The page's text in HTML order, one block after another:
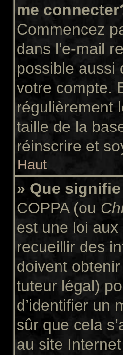
me
Commencez
dans l’e-mail
possible aussi
votre compte.
régulièrement
taille de la
réinscrire et
Haut
» Que signifie
COPPA (ou
est une loi
recueillir des
doivent
tuteur légal)
d’identifier un
sûr que cela
au site